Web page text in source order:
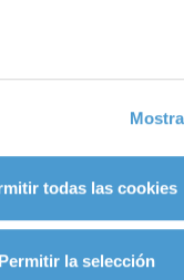
todas las cookies
Permitir la selección